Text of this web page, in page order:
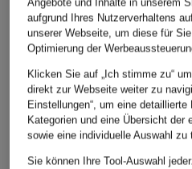
aufgrund Ihres Nutzerverhaltens
unserer Webseite, um diese für
Optimierung der
Klicken Sie auf „Ich stimme zu“
direkt zur Webseite weiter zu
Einstellungen“, um eine
Kategorien und eine Übersicht der
sowie eine individuelle Auswahl zu
Sie können Ihre Tool-Auswahl